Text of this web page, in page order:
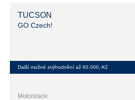
TUCSON
GO Czech!
Další možné zvýhodnění až 60.000,-Kč
Motorizace: